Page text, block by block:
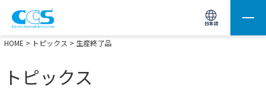
日本語
画像処理用の製品検索 サイト内検索(Enterで実行)
HOME > トピックス > 生産終了品
トピックス